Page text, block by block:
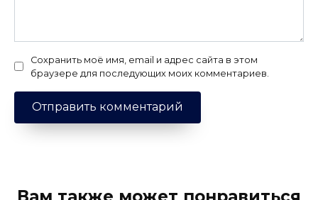
Сохранить моё имя, email и адрес сайта в этом
браузере для последующих моих комментариев.